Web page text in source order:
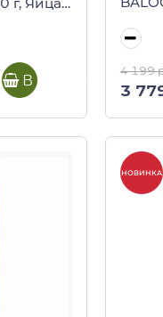
В корзину
4 199
3
НОВИНКА